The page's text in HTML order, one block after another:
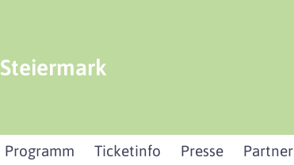
Steiermark
Programm Ticketinfo Presse Partner